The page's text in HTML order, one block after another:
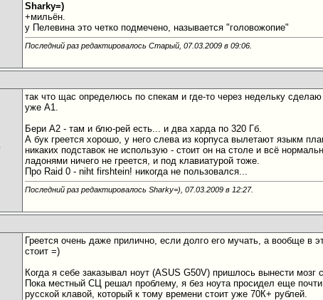
Sharky=)
+мильён.
у Пелевина это четко подмечено, называется "головожопие"
Последний раз редактировалось Старый, 07.03.2009 в09:06
так что щас определюсь по спекам и где-то через недельку
уже А1.
Бери А2 - там и блю-рей есть... и два харда по 320 Гб.
А бук греется хорошо, у него слева из корпуса вылетают языкм
никаких подставок не использую - стоит он на столе и всё
ладонями ничего не греется, и под клавиатурой тоже.
Про Raid 0 - niht firshtein! никогда не пользовался...
Последний раз редактировалось Sharky=), 07.03.2009 в 12:27.
Греется очень даже прилично, если долго его мучать, а вообще в
стоит =)
Когда я себе заказывал ноут (ASUS G50V) пришлось вынести
Пока местный СЦ решал проблему, я без ноута просидел еще
русской клавой, который к тому времени стоит уже 70К+ рублей.